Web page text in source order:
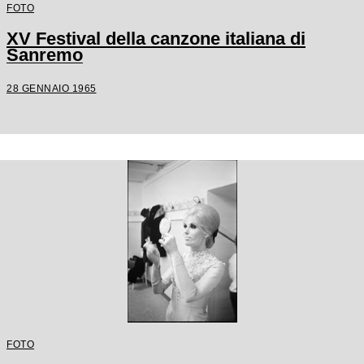
FOTO
XV Festival della canzone italiana di
Sanremo
28 GENNAIO 1965
FOTO